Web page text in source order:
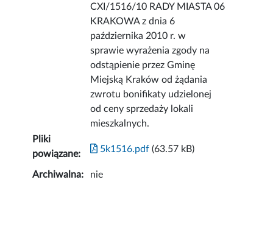
CXI/1516/10 RADY MIASTA
KRAKOWA z dnia 6
października 2010 r. w
sprawie wyrażenia zgody na
odstąpienie przez Gminę
Miejską Kraków od żądania
zwrotu bonifikaty udzielonej
od ceny sprzedaży lokali
mieszkalnych.
06
Pliki
powiązane:
5k1516.pdf (63.57 kB)
Archiwalna: nie